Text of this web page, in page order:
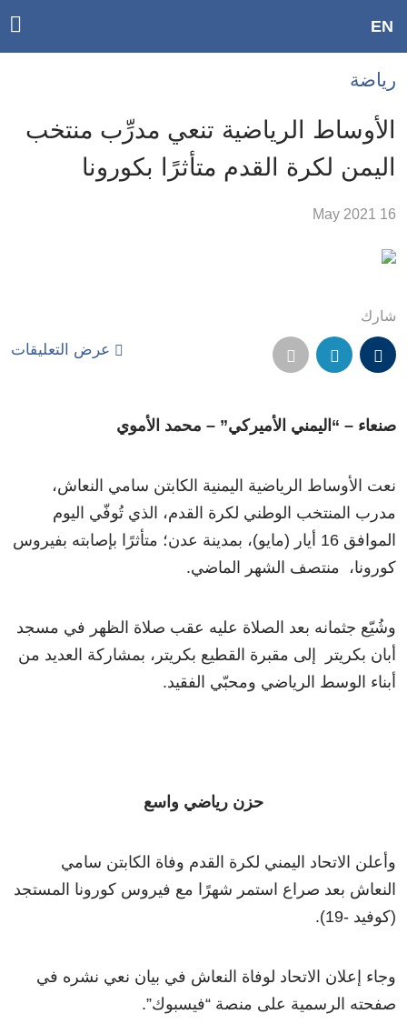
Accessibility
links
الرئيسي
الأقسام
Skip
Search
EN
رياضة
الأوساط الرياضية تنعي مدرِّب منتخب
اليمن لكرة القدم متأثرًا بكورونا
16 May 2021
شارك
عرض التعليقات
صنعاء – “اليمني الأميركي” – محمد الأموي
نعت الأوساط الرياضية اليمنية الكابتن سامي النعاش،
مدرب المنتخب الوطني لكرة القدم، الذي تُوفّي اليوم
الموافق 16 أيار (مايو)، بمدينة عدن؛ متأثرًا بإصابته بفيروس
كورونا، منتصف الشهر الماضي.
وشُيّع جثمانه بعد الصلاة عليه عقب صلاة الظهر في مسجد
أبان بكريتر إلى مقبرة القطيع بكريتر، بمشاركة العديد من
أبناء الوسط الرياضي ومحبّي الفقيد.
حزن رياضي واسع
وأعلن الاتحاد اليمني لكرة القدم وفاة الكابتن سامي
النعاش بعد صراع استمر شهرًا مع فيروس كورونا المستجد
(كوفيد -19).
وجاء إعلان الاتحاد لوفاة النعاش في بيان نعي نشره في
صفحته الرسمية على منصة “فيسبوك”.